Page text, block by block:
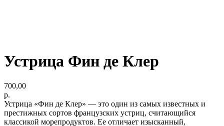
Устрица Фин де Клер
700,00
р.
Устрица «Фин де Клер» — это один из самых известных и
престижных сортов французских устриц, считающийся
классикой морепродуктов. Ее отличает изысканный,